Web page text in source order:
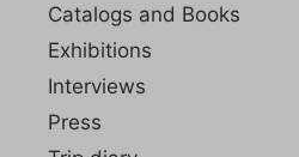
Catalogs and Books
Exhibitions
Interviews
Press